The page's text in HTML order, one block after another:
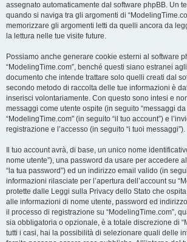
assegnato automaticamente dal software phpBB. Un
quando si naviga tra gli argomenti di
memorizzare gli argomenti letti da quelli ancora da
la lettura nelle tue visite future.
Possiamo anche generare cookie esterni al software
“ModelingTime.com”, benché questi siano estranei
documento che intende trattare solo quelli creati dal
secondo metodo di raccolta delle tue informazioni è
inserisci volontariamente. Con questo sono intesi e
messaggi come utente ospite (in seguito “messaggi
“ModelingTime.com” (in seguito “il tuo account”) e
registrazione e l’accesso (in seguito “i tuoi messaggi”).
Il tuo account avrà, di base, un unico nome
nome utente”), una password da usare per accedere
“la tua password”) ed un indirizzo email valido (in
informazioni rilasciate per l’apertura dell’account su
protette dalle Leggi sulla Privacy dello Stato che
alle informazioni di nome utente, password ed
il processo di registrazione su “ModelingTime.com”,
sia obbligatoria o opzionale, è a totale discrezione di
tutti i casi, hai la possibilità di selezionare quali delle